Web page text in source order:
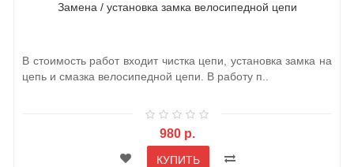
Замена / установка замка велосипедной цепи
В стоимость работ входит чистка цепи, установка замка на
цепь и смазка велосипедной цепи. В работу п..
980 р.
КУПИТЬ